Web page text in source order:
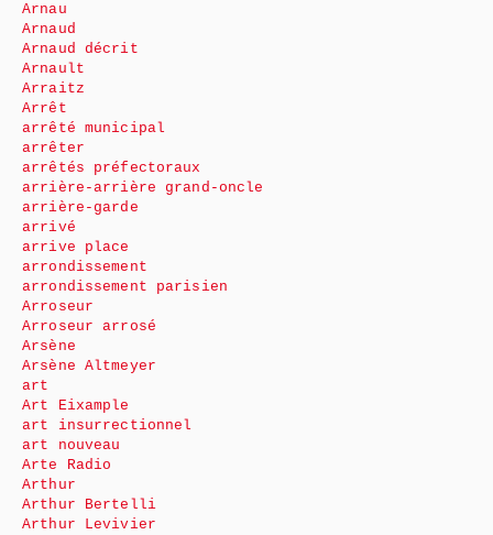
Arnau
Arnaud
Arnaud décrit
Arnault
Arraitz
Arrêt
arrêté municipal
arrêter
arrêtés préfectoraux
arrière-arrière grand-oncle
arrière-garde
arrivé
arrive place
arrondissement
arrondissement parisien
Arroseur
Arroseur arrosé
Arsène
Arsène Altmeyer
art
Art Eixample
art insurrectionnel
art nouveau
Arte Radio
Arthur
Arthur Bertelli
Arthur Levivier